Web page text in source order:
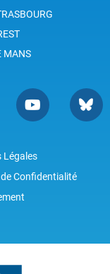
MANS
Légales
Confidentialité